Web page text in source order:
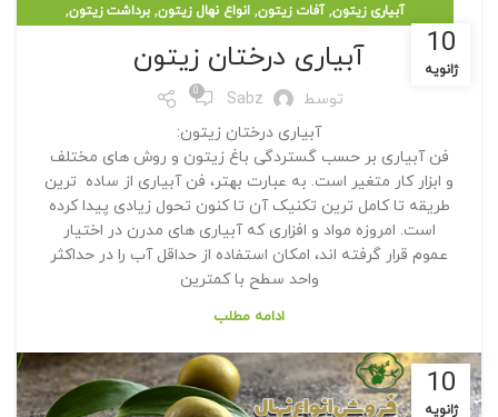
10
ژانویه
آبیاری زیتون,آفات زیتون, انواع نهال زیتون, برداشت زیتون,
آبیاری درختان زیتون
توسط Sabz
0
آبیاری درختان زیتون:
فن آبیاری بر حسب گستردگی باغ زیتون و روش های مختلف
و ابزار کار متغیر است. به عبارت بهتر، فن آبیاری از ساده ترین
طریقه تا کامل ترین تکنیک آن تا کنون تحول زیادی پیدا کرده
است. امروزه مواد و افزاری که آبیاری های مدرن در اختیار
عموم قرار گرفته اند، امکان استفاده از حداقل آب را در حداکثر
واحد سطح با کمترین
ادامه مطلب
10
ژانویه